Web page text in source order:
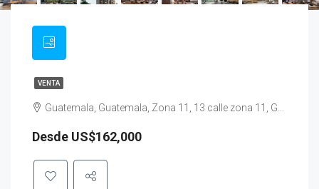
VENTA
Guatemala, Guatemala, Zona 11, 13 calle zona 11, Guatemala, Guatemala
Desde US$162,000